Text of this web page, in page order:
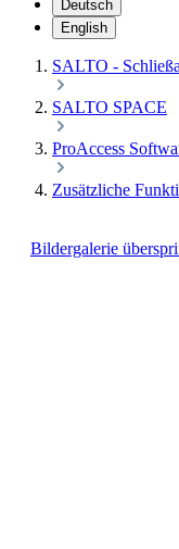
Deutsch
English
SALTO -
SALTO SPACE
ProAccess
Zusätzliche
Bildergalerie